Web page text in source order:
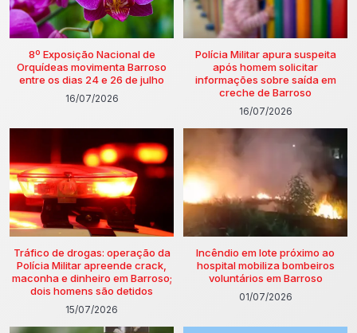
8º Exposição Nacional de
Orquídeas movimenta Barroso
entre os dias 24 e 26 de julho
16/07/2026
Polícia Militar apura suspeita
após homem solicitar
informações sobre saída em
creche de Barroso
16/07/2026
Tráfico de drogas: operação da
Polícia Militar apreende crack,
maconha e dinheiro em Barroso;
dois homens são detidos
15/07/2026
Incêndio em lote próximo ao
hospital mobiliza bombeiros
voluntários em Barroso
01/07/2026